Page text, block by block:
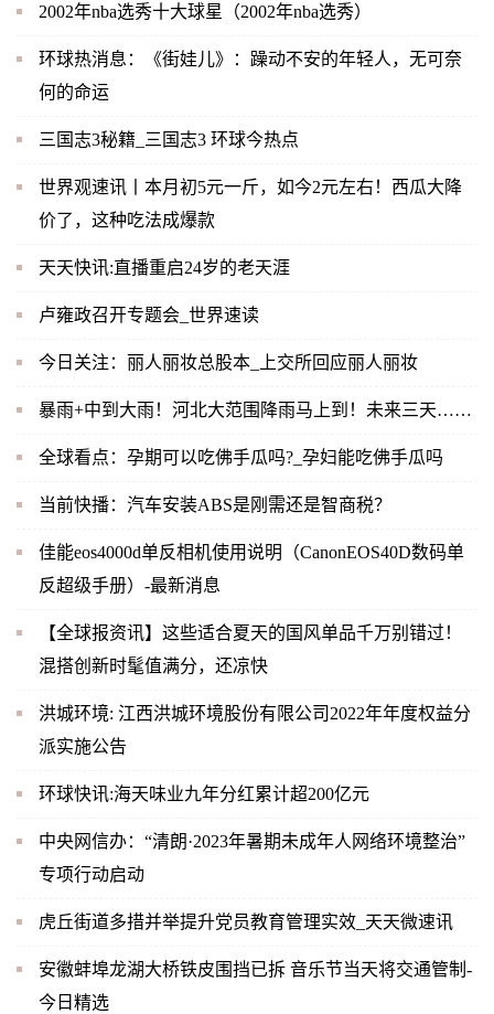
2002年nba选秀十大球星（2002年nba选秀）
环球热消息：《街娃儿》：躁动不安的年轻人，无可奈
何的命运
三国志3秘籍_三国志3 环球今热点
世界观速讯丨本月初5元一斤，如今2元左右！西瓜大降
价了，这种吃法成爆款
天天快讯:直播重启24岁的老天涯
卢雍政召开专题会_世界速读
今日关注：丽人丽妆总股本_上交所回应丽人丽妆
暴雨+中到大雨！河北大范围降雨马上到！未来三天……
全球看点：孕期可以吃佛手瓜吗?_孕妇能吃佛手瓜吗
当前快播：汽车安装ABS是刚需还是智商税？
佳能eos4000d单反相机使用说明（CanonEOS40D数码单
反超级手册）-最新消息
【全球报资讯】这些适合夏天的国风单品千万别错过！
混搭创新时髦值满分，还凉快
洪城环境: 江西洪城环境股份有限公司2022年年度权益分
派实施公告
环球快讯:海天味业九年分红累计超200亿元
中央网信办：“清朗·2023年暑期未成年人网络环境整治”
专项行动启动
虎丘街道多措并举提升党员教育管理实效_天天微速讯
安徽蚌埠龙湖大桥铁皮围挡已拆 音乐节当天将交通管制-
今日精选